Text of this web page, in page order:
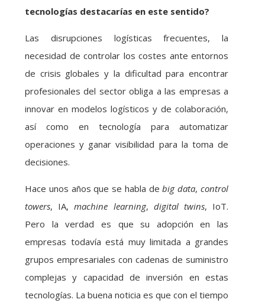
tecnologías destacarías en este sentido?
Las disrupciones logísticas frecuentes, la
necesidad de controlar los costes ante entornos
de crisis globales y la dificultad para encontrar
profesionales del sector obliga a las empresas a
innovar en modelos logísticos y de colaboración,
así como en tecnología para automatizar
operaciones y ganar visibilidad para la toma de
decisiones.
Hace unos años que se habla debig data,control
towers, IA,machine learning, digital twins, IoT.
Pero la verdad es que su adopción en las
empresas todavía está muy limitada a grandes
grupos empresariales con cadenas de suministro
complejas y capacidad de inversión en estas
tecnologías. La buena noticia es que con el tiempo